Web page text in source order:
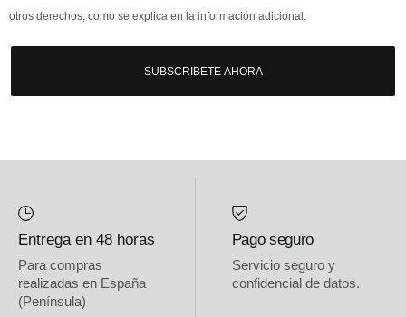
otros derechos, como se explica en la información adicional.
SUBSCRIBETE AHORA
Entrega en 48 horas
Para compras
realizadas en España
(Península)
Pago seguro
Servicio seguro y
confidencial de datos.